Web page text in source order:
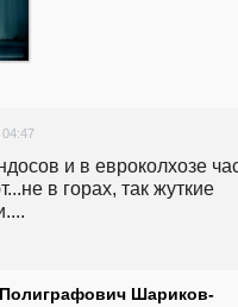
04:47
и в евроколхозе
в горах, так жуткие
Шариков-